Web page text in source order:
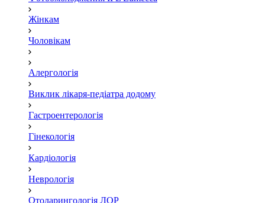
Жінкам
Чоловікам
Алергологія
Виклик лікаря-педіатра додому
Гастроентерологія
Гінекологія
Кардіологія
Неврологія
Отоларингологія ЛОР